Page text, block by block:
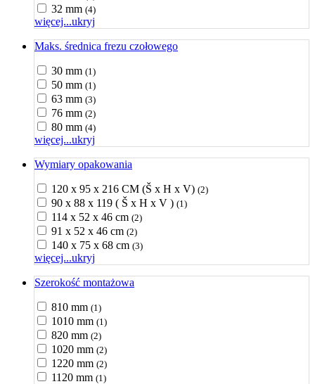
32 mm (4)
więcej...ukryj
Maks. średnica frezu czołowego
30 mm (1)
50 mm (1)
63 mm (3)
76 mm (2)
80 mm (4)
więcej...ukryj
Wymiary opakowania
120 x 95 x 216 CM (Š x H x V) (2)
90 x 88 x 119 ( Š x H x V ) (1)
114 x 52 x 46 cm (2)
91 x 52 x 46 cm (2)
140 x 75 x 68 cm (3)
więcej...ukryj
Szerokość montażowa
810 mm (1)
1010 mm (1)
820 mm (2)
1020 mm (2)
1220 mm (2)
1120 mm (1)